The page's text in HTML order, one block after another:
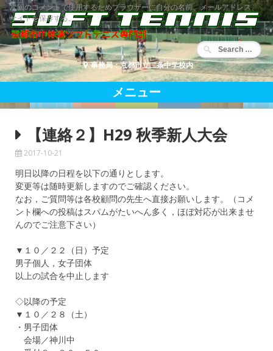
コ
ン
テ
ン
ツ
へ
移
事務局：京都市立二条中学校内
メニュー
【連絡２】H29 秋季新人大会
2017-10-21
明日以降の日程を以下の通りとします。
変更等は随時更新しますのでご確認ください。
なお，ご質問等は各校顧問の先生へ直接お願いします。（コメ
ント欄への投稿はスパムがたいへん多く，ほぼ対応が出来ませ
んのでご注意下さい）
▼１０／２２（日）予定
男子個人，女子団体
以上の試合を中止します
◇以降の予定
▼１０／２８（土）
・男子団体
会場／神川中
次回のコメントで使用するためブラウザーに自分の名前、メールアドレス、
サイトを保存する。